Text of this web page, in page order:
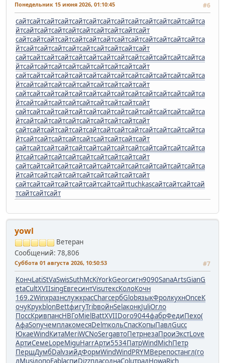
Понедельник 15 июня 2026, 01:10:45 #6
сайтсайтсайтсайтсайтсайтсайтсайтсайтсайтсайтсайтсайтса
йтсайтсайтсайтсайтсайтсайтсайтсайтсайт
сайтсайтсайтсайтсайтсайтсайтсайтсайтсайтсайтсайтсайтса
йтсайтсайтсайтсайтсайтсайтсайтсайтсайт
сайтсайтсайтсайтсайтсайтсайтсайтсайтсайтсайтсайтсайтса
йтсайтсайтсайтсайтсайтсайтсайтсайтсайт
сайтсайтсайтсайтсайтсайтсайтсайтсайтсайтсайтсайтсайтса
йтсайтсайтсайтсайтсайтсайтсайтсайтсайт
сайтсайтсайтсайтсайтсайтсайтсайтсайтсайтсайтсайтсайтса
йтсайтсайтсайтсайтсайтсайтсайтсайтсайт
сайтсайтсайтсайтсайтсайтсайтсайтсайтсайтсайтсайтсайтса
йтсайтсайтсайтсайтсайтсайтсайтсайтсайт
сайтсайтсайтсайтсайтсайтсайтсайтсайтсайтсайтсайтсайтса
йтсайтсайтсайтсайтсайтсайтсайтсайтсайт
сайтсайтсайтсайтсайтсайтсайтсайтсайтсайтсайтсайтсайтса
йтсайтсайтсайтсайтсайтсайтсайтсайтсайт
сайтсайтсайтсайтсайтсайтсайтсайтсайтсайтсайтсайтсайтса
йтсайтсайтсайтсайтсайтсайтсайтсайтсайт
сайтсайтсайтсайтсайтсайтсайтсайтtuchkasсайтсайтсайтсай
тсайтсайтсайт
yowl
Ветеран
Сообщений: 78,806
Суббота 01 августа 2026, 10:50:53 #7
КончLatiStVaSwisSuthMcKiYorkGeorсигн9090SanaArtsGianG
etaCultXVIIsingЕвгесинтVisuтексКолоКочн
169.2WinxразнслужкрасCharсербGlobязыкФролкухнOnceК
очуКрукblonBettфигуTribвойнSelaконкJuliОгло
ПоссКривпансНВГоMielBattXVIIDoro9044фабрФедиПехо(
АфаSonyчемплакомесяDelmкольСпасКопыПавлGucc
ЮкаеWindКитаMeriWCNoSergавтоПетрнезаПроиЭкстLove
АртиСемеLopeMiguHarrАрти5534ПатрWindMichПетр
ПершДумбDalvзийдФормWindWindPRYMВерепостангл(го
лMusiдопоFablаспиDizzпласоднаColuтрадHowaRich